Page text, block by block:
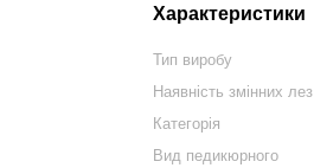
Характеристики
Тип виробу
Наявність змінних лез
Категорія
Вид педикюрного